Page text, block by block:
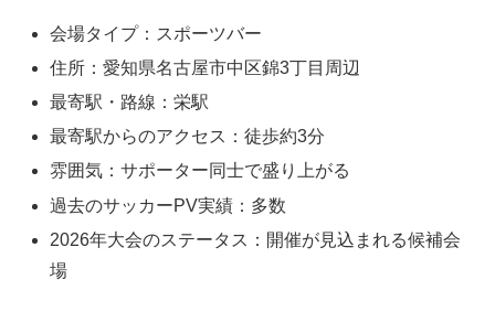
会場タイプ：スポーツバー
住所：愛知県名古屋市中区錦3丁目周辺
最寄駅・路線：栄駅
最寄駅からのアクセス：徒歩約3分
雰囲気：サポーター同士で盛り上がる
過去のサッカーPV実績：多数
2026年大会のステータス：開催が見込まれる候補会
場